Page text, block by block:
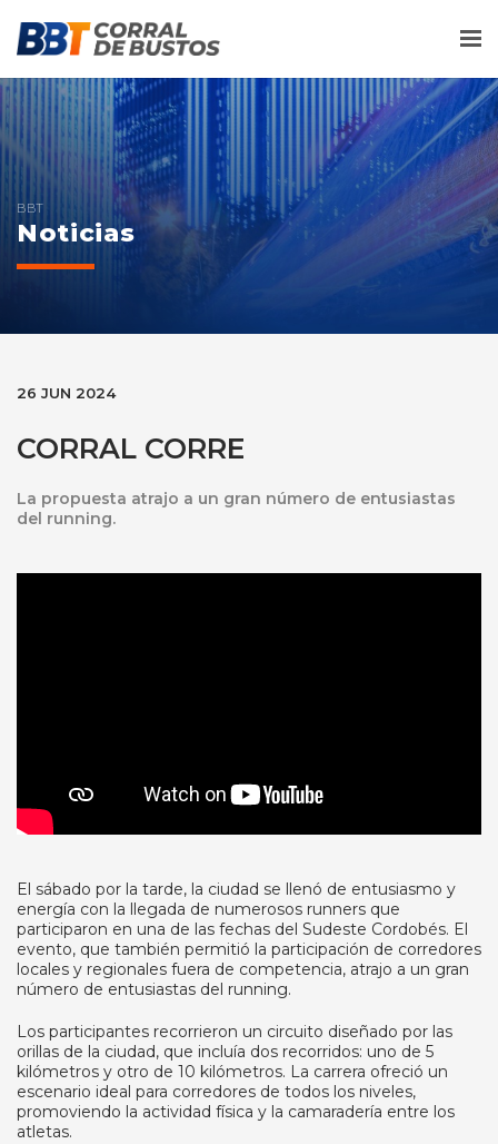
BBT
Noticias
26 JUN 2024
CORRAL CORRE
La propuesta atrajo a un gran número de entusiastas
del running.
El sábado por la tarde, la ciudad se llenó de entusiasmo y
energía con la llegada de numerosos runners que
participaron en una de las fechas del Sudeste Cordobés. El
evento, que también permitió la participación de corredores
locales y regionales fuera de competencia, atrajo a un gran
número de entusiastas del running.
Los participantes recorrieron un circuito diseñado por las
orillas de la ciudad, que incluía dos recorridos: uno de 5
kilómetros y otro de 10 kilómetros. La carrera ofreció un
escenario ideal para corredores de todos los niveles,
promoviendo la actividad física y la camaradería entre los
atletas.